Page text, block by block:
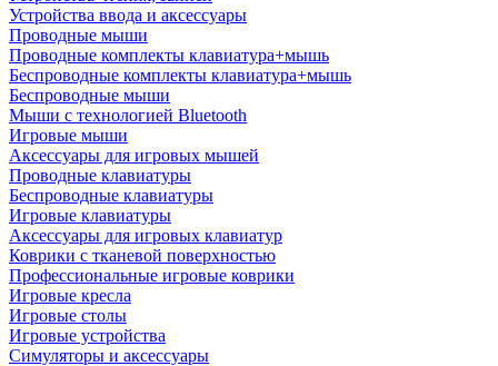
Устройства ввода и аксессуары
Проводные мыши
Проводные комплекты клавиатура+мышь
Беспроводные комплекты клавиатура+мышь
Беспроводные мыши
Мыши с технологией Bluetooth
Игровые мыши
Аксессуары для игровых мышей
Проводные клавиатуры
Беспроводные клавиатуры
Игровые клавиатуры
Аксессуары для игровых клавиатур
Коврики с тканевой поверхностью
Профессиональные игровые коврики
Игровые кресла
Игровые столы
Игровые устройства
Симуляторы и аксессуары